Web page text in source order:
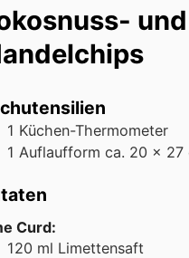
und
1 Küchen-Thermometer
1 Auflaufform ca. 20 x 27
Curd:
120 ml Limettensaft